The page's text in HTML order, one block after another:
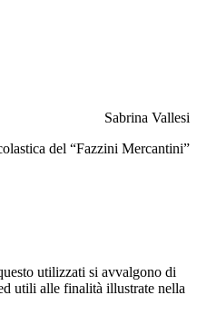
Sabrina Vallesi
del “Fazzini Mercantini”
utilizzati si avvalgono di
utili alle finalità illustrate nella